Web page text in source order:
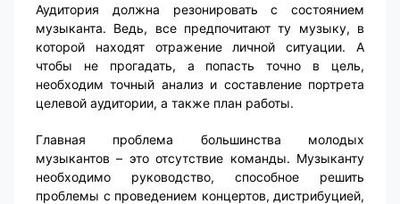
Аудитория должна резонировать с состоянием
музыканта. Ведь, все предпочитают ту музыку, в
которой находят отражение личной ситуации. А
чтобы не прогадать, а попасть точно в цель,
необходим точный анализ и составление портрета
целевой аудитории, а также план работы.
Главная проблема большинства молодых
музыкантов – это отсутствие команды. Музыканту
необходимо руководство, способное решить
проблемы с проведением концертов, дистрибуцией,